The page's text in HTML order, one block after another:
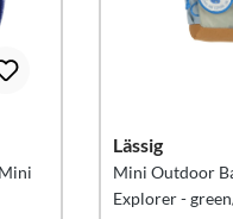
Lässig
Mini Outdoor
Explorer -